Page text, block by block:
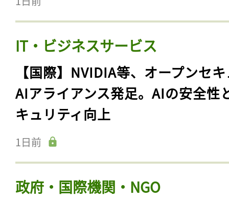
IT・ビジネスサービス
【国際】NVIDIA等、オープンセ
AIアライアンス発足。AIの安全性
キュリティ向上
1日前
政府・国際機関・NGO